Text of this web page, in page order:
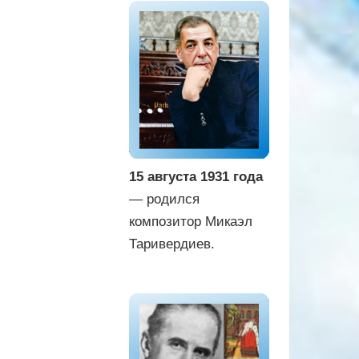
15 августа 1931 года
— родился
композитор Микаэл
Таривердиев.